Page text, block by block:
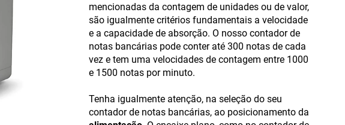
mencionadas da contagem de unidades ou de valor,
são igualmente critérios fundamentais a velocidade
e a capacidade de absorção. O nosso contador de
notas bancárias pode conter até 300 notas de cada
vez e tem uma velocidades de contagem entre 1000
e 1500 notas por minuto.
Tenha igualmente atenção, na seleção do seu
contador de notas bancárias, ao posicionamento da